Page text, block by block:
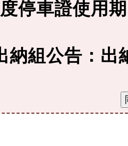
停車證使用
納組公告：出